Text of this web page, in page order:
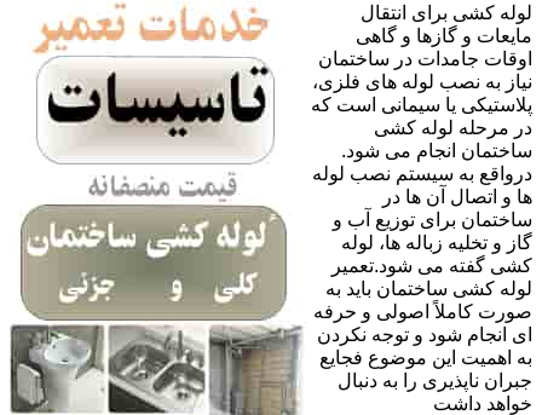
لوله کشی برای انتقال
مایعات و گازها و گاهی
اوقات جامدات در ساختمان
نیاز به نصب لوله های فلزی،
پلاستیکی یا سیمانی است که
در مرحله لوله کشی
ساختمان انجام می شود.
درواقع به سیستم نصب لوله
ها و اتصال آن ها در
ساختمان برای توزیع آب و
گاز و تخلیه زباله ها، لوله
کشی گفته می شود.تعمیر
لوله کشی ساختمان باید به
صورت کاملاً اصولی و حرفه
ای انجام شود و توجه نکردن
به اهمیت این موضوع فجایع
جبران ناپذیری را به دنبال
خواهد داشت